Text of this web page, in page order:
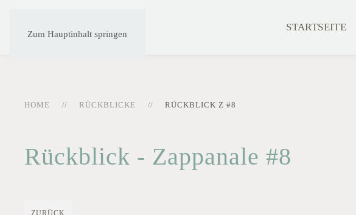
Zum Hauptinhalt springen
STARTSEITE
HOME RÜCKBLICKE RÜCKBLICK Z #8
Rückblick - Zappanale #8
ZURÜCK